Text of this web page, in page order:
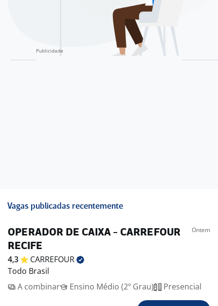
Vagas publicadas recentemente
OPERADOR DE CAIXA - CARREFOUR
RECIFE
Ontem
4,3
CARREFOUR
Todo Brasil
A combinar
Ensino Médio (2º Grau) Presencial